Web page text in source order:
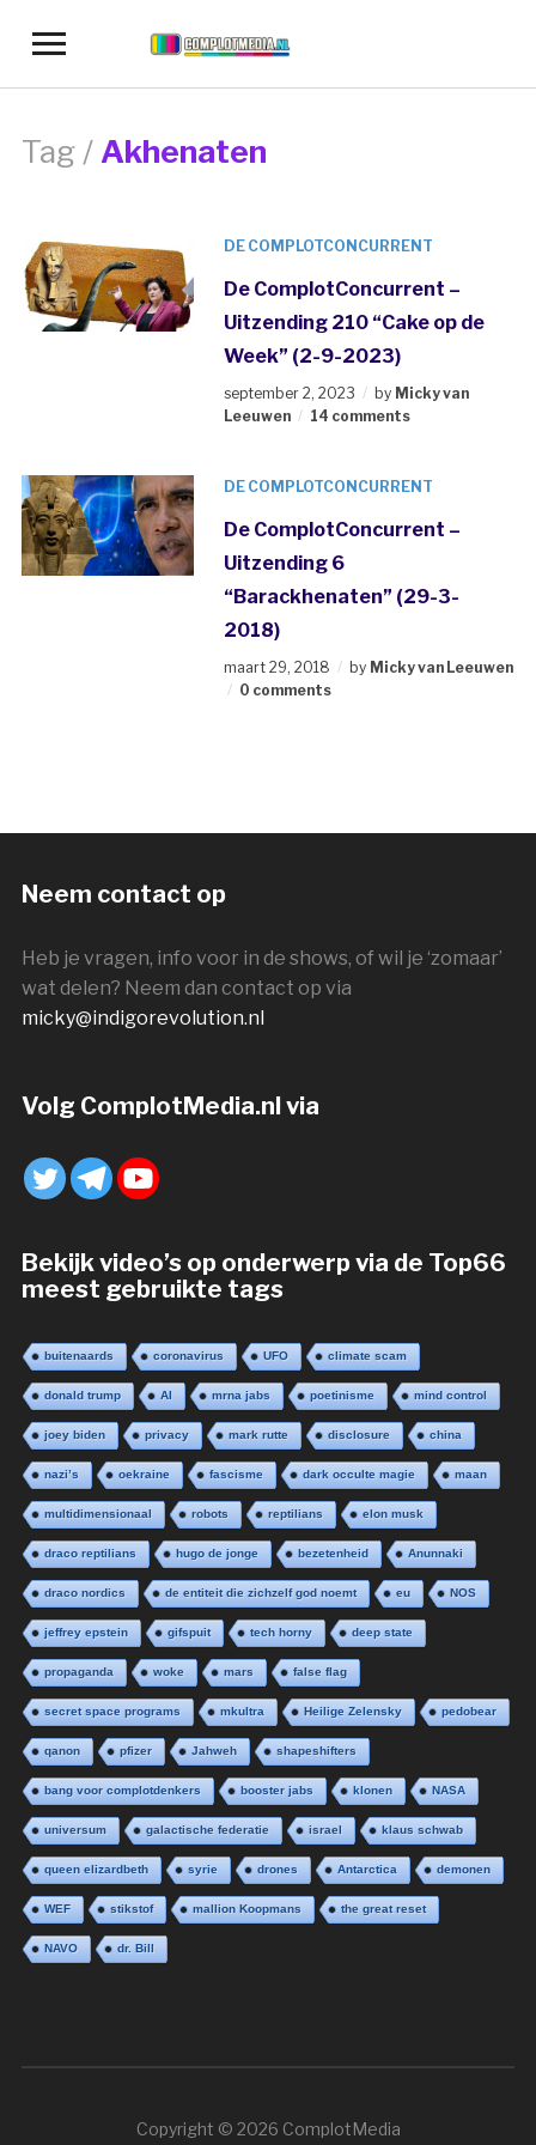
Toggle
navigation
Tag / Akhenaten
DE COMPLOTCONCURRENT
De ComplotConcurrent –
Uitzending 210 “Cake op de
Week” (2-9-2023)
september 2, 2023 by Micky van
Leeuwen
14 comments
DE COMPLOTCONCURRENT
De ComplotConcurrent –
Uitzending 6
“Barackhenaten” (29-3-
2018)
maart 29, 2018 by Micky van Leeuwen
0 comments
Neem contact op
Heb je vragen, info voor in de shows, of wil je ‘zomaar’
wat delen? Neem dan contact op via
micky@indigorevolution.nl
Volg ComplotMedia.nl via
Bekijk video’s op onderwerp via de Top66
meest gebruikte tags
buitenaards coronavirus UFO climate scam
donald trump AI mrna jabs poetinisme mind control
joey biden privacy mark rutte disclosure china
nazi’s oekraine fascisme dark occulte magie maan
multidimensionaal robots reptilians elon musk
draco reptilians hugo de jonge bezetenheid Anunnaki
draco nordics de entiteit die zichzelf god noemt eu NOS
jeffrey epstein gifspuit tech horny deep state
propaganda woke mars false flag
secret space programs mkultra Heilige Zelensky pedobear
qanon pfizer Jahweh shapeshifters
bang voor complotdenkers booster jabs klonen NASA
universum galactische federatie israel klaus schwab
queen elizardbeth syrie drones Antarctica demonen
WEF stikstof mallion Koopmans the great reset
NAVO dr. Bill
Copyright © 2026 ComplotMedia